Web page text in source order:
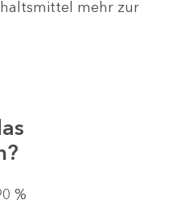
mehr zur
%